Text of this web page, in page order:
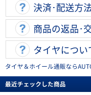
決済･配送方
商品の返品･
タイヤについ
タイヤ＆ホイール通販なら
最近チェックした商品